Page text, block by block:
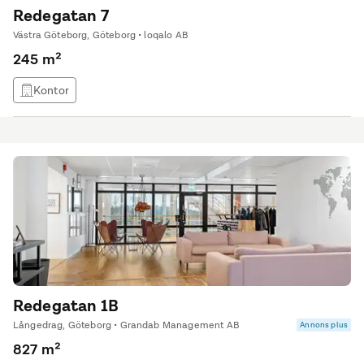
Redegatan 7
Västra Göteborg, Göteborg • loqalo AB
245 m²
Kontor
Redegatan 1B
Långedrag, Göteborg • Grandab Management AB Annons plus
827 m²